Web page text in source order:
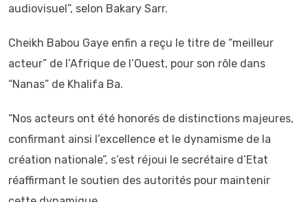
audiovisuel”, selon Bakary Sarr.
⁠Cheikh Babou Gaye enfin a reçu le titre de “meilleur
acteur” de l’Afrique de l’Ouest, pour son rôle dans
“Nanas” de Khalifa Ba.
“Nos acteurs ont été honorés de distinctions majeures,
confirmant ainsi l’excellence et le dynamisme de la
création nationale”, s’est réjoui le secrétaire d’Etat
réaffirmant le soutien des autorités pour maintenir